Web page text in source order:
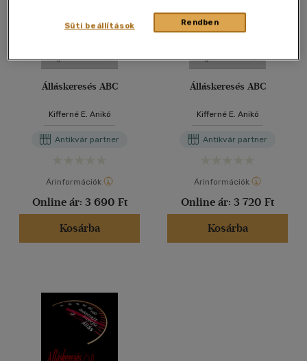
Álláskeresés ABC
Kifferné E. Anikó
Antikvár partner
Árinformációk
Online ár: 3 690 Ft
Kosárba
Álláskeresés ABC
Kifferné E. Anikó
Antikvár partner
Árinformációk
Online ár: 3 720 Ft
Kosárba
Rendben
Süti beállítások